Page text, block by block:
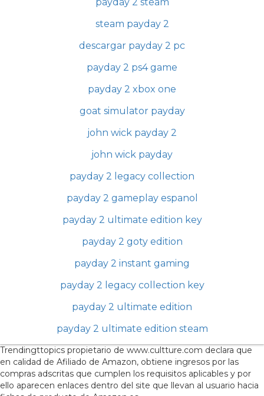
steam payday 2
descargar payday 2 pc
payday 2 ps4 game
payday 2 xbox one
goat simulator payday
john wick payday 2
john wick payday
payday 2 legacy collection
payday 2 gameplay espanol
payday 2 ultimate edition key
payday 2 goty edition
payday 2 instant gaming
payday 2 legacy collection key
payday 2 ultimate edition
payday 2 ultimate edition steam
Trendingttopics propietario de www.cultture.com declara que
en calidad de Afiliado de Amazon, obtiene ingresos por las
compras adscritas que cumplen los requisitos aplicables y por
ello aparecen enlaces dentro del site que llevan al usuario hacia